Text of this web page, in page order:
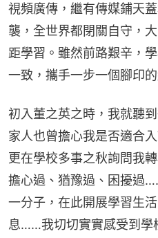
視頻廣傳，繼有傳媒鋪天
襲，全世界都閉關自守，
距學習。雖然前路艱辛，
一致，攜手一步一個腳印的
初入董之英之時，我就聽
家人也曾擔心我是否適合
更在學校多事之秋詢問我
擔心過、猶豫過、困擾過
一分子，在此開展學習生
息……我切切實實感受到學